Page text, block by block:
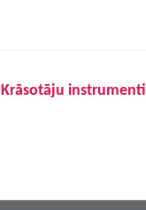
Krāsotāju instrumenti